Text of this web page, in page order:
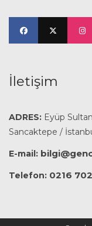
İletişim
ADRES: Eyüp
Sancaktepe /
E-mail:
Telefon: 0216